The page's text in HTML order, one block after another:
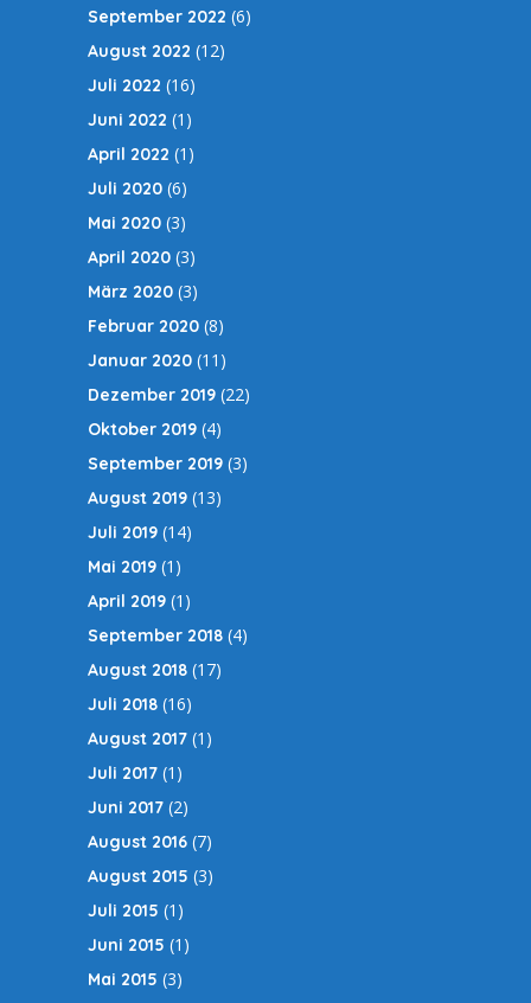
September 2022 (6)
August 2022 (12)
Juli 2022 (16)
Juni 2022 (1)
April 2022 (1)
Juli 2020 (6)
Mai 2020 (3)
April 2020 (3)
März 2020 (3)
Februar 2020 (8)
Januar 2020 (11)
Dezember 2019 (22)
Oktober 2019 (4)
September 2019 (3)
August 2019 (13)
Juli 2019 (14)
Mai 2019 (1)
April 2019 (1)
September 2018 (4)
August 2018 (17)
Juli 2018 (16)
August 2017 (1)
Juli 2017 (1)
Juni 2017 (2)
August 2016 (7)
August 2015 (3)
Juli 2015 (1)
Juni 2015 (1)
Mai 2015 (3)